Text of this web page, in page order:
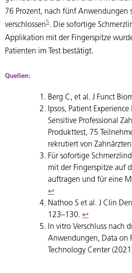
76 Prozent, nach fünf Anwendungen
verschlossen5. Die sofortige
Applikation mit der Fingerspitze
Patienten im Test bestätigt.
Quellen:
Berg C, et al. J Funct
Ipsos, Patient
Sensitive Professional
Produkttest, 75
rekrutiert von
Für sofortige
mit der Fingerspitze auf
auftragen und für eine
↩︎
Nathoo S et al. J Clin
123–130. ↩︎
In vitro Verschluss nach
Anwendungen, Data on
Technology Center